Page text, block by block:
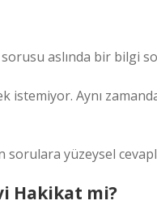
aslında bir bilgi
istemiyor. Aynı
sorulara yüzeysel
Hakikat mi?